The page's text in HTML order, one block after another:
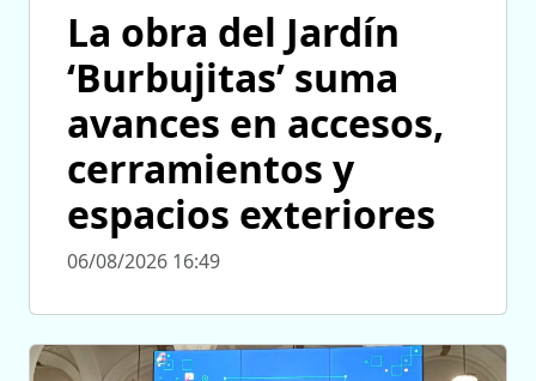
La obra del Jardín
‘Burbujitas’ suma
avances en accesos,
cerramientos y
espacios exteriores
06/08/2026 16:49